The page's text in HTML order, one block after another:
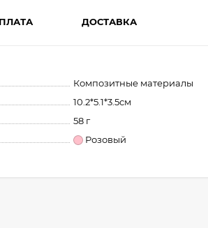
ДОСТАВКА
Композитные материалы
10.2*5.1*3.5см
58 г
Розовый